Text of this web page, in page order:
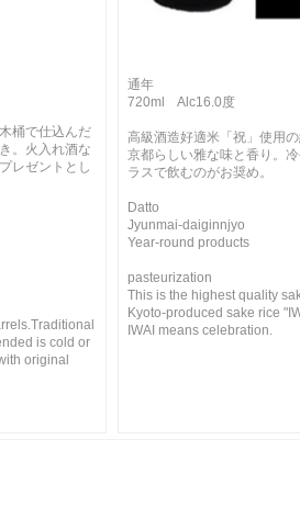
桶で仕込んだ
。火入れ酒な
レゼントとし
is cold or
original
通年
720ml Alc16.0度
高級酒造好適米「祝」使用
京都らしい雅な味と香り。
ラスで飲むのがお奨め。
Datto
Jyunmai-daiginnjyo
Year-round products
pasteurization
This is the highest quality
Kyoto-produced sake rice
IWAI means celebration.